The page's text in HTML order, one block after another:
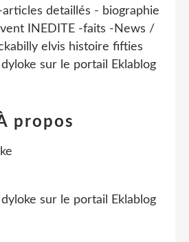
detaillés - biographie
INEDITE -faits -News /
elvis histoire fifties
dyloke sur le portail Eklablog
propos
dyloke sur le portail Eklablog